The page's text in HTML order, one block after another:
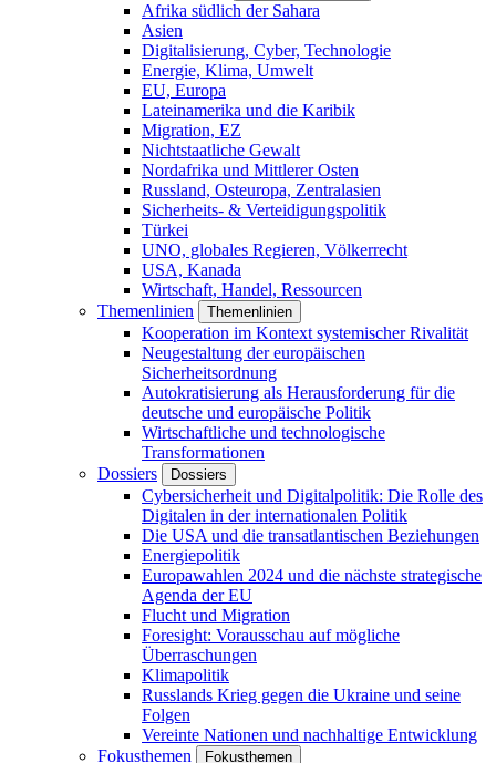
Afrika südlich der Sahara
Asien
Digitalisierung, Cyber, Technologie
Energie, Klima, Umwelt
EU, Europa
Lateinamerika und die Karibik
Migration, EZ
Nichtstaatliche Gewalt
Nordafrika und Mittlerer Osten
Russland, Osteuropa, Zentralasien
Sicherheits- & Verteidigungspolitik
Türkei
UNO, globales Regieren, Völkerrecht
USA, Kanada
Wirtschaft, Handel, Ressourcen
Themenlinien
Themenlinien
Kooperation im Kontext systemischer Rivalität
Neugestaltung der europäischen
Sicherheitsordnung
Autokratisierung als Herausforderung für die
deutsche und europäische Politik
Wirtschaftliche und technologische
Transformationen
Dossiers
Dossiers
Cybersicherheit und Digitalpolitik: Die Rolle des
Digitalen in der internationalen Politik
Die USA und die transatlantischen Beziehungen
Energiepolitik
Europawahlen 2024 und die nächste strategische
Agenda der EU
Flucht und Migration
Foresight: Vorausschau auf mögliche
Überraschungen
Klimapolitik
Russlands Krieg gegen die Ukraine und seine
Folgen
Vereinte Nationen und nachhaltige Entwicklung
Fokusthemen
Fokusthemen